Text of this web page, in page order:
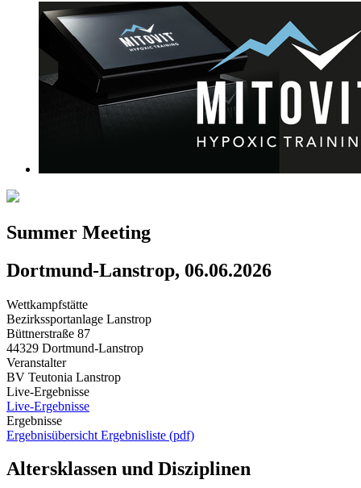
Summer Meeting
Dortmund-Lanstrop, 06.06.2026
Wettkampfstätte
Bezirkssportanlage Lanstrop
Büttnerstraße 87
44329 Dortmund-Lanstrop
Veranstalter
BV Teutonia Lanstrop
Live-Ergebnisse
Live-Ergebnisse
Ergebnisse
Ergebnisübersicht Ergebnisliste (pdf)
Altersklassen und Disziplinen